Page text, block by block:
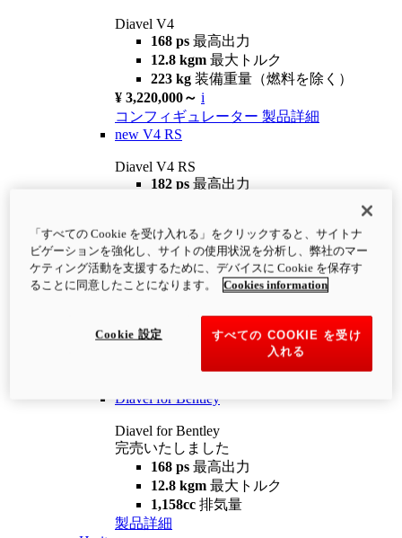
Diavel V4
168 ps 最高出力
12.8 kgm 最大トルク
223 kg 装備重量（燃料を除く）
¥ 3,220,000～ i
コンフィギュレーター 製品詳細
new V4 RS
Diavel V4 RS
182 ps 最高出力
¥4,400,000 i
コンフィギュレーター 製品詳細
newV4 RS 100
12.2 kgm
最大トルク
装備重量（燃料を除く）
Diavel for Bentley
Diavel for Bentley
完売いたしました
168 ps 最高出力
12.8 kgm 最大トルク
1,158cc 排気量
製品詳細
「すべての Cookie を受け入れる」をクリックすると、サイトナ
ビゲーションを強化し、サイトの使用状況を分析し、弊社のマー
ケティング活動を支援するために、デバイスに Cookie を保存す
ることに同意したことになります。
Cookies information
すべての COOKIE を受け
入れる
Cookie 設定